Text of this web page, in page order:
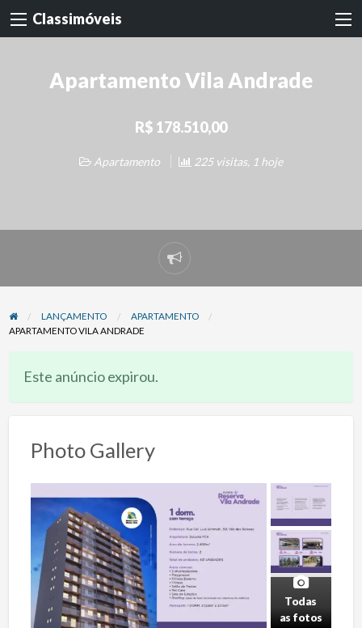
Classimóveis
Apartamento Vila Andrade
R$ 178.510,00
Apartamento 225 visitas, 1 hoje
Denunciar
problema
LANÇAMENTO
APARTAMENTO
APARTAMENTO VILA ANDRADE
Este anúncio expirou.
Photo Gallery
Todas
as fotos